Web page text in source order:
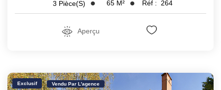
3 Pièce(s) 65 M² Réf : 264
Aperçu
Exclusif Vendu Par L'agence